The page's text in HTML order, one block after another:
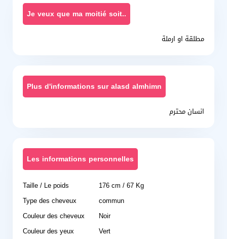
Je veux que ma moitié soit..
مطلقة او ارملة
Plus d'informations sur alasd almhimn
انسان محترم
Les informations personnelles
Taille / Le poids
176 cm / 67 Kg
Type des cheveux
commun
Couleur des cheveux
Noir
Couleur des yeux
Vert